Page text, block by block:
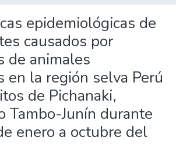
epidemiológicas de
causados por
de animales
en la región selva Perú
de Pichanaki,
Tambo-Junín durante
enero a octubre del